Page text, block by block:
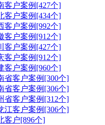
客户案例[427个]
客户案例[434个]
客户案例[992个]
客户案例[912个]
客户案例[427个]
客户案例[912个]
客户案例[960个]
省客户案例[300个]
省客户案例[306个]
省客户案例[312个]
江客户案例[306个]
客户[896个]